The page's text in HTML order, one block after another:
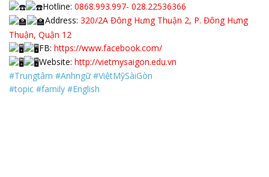
Hotline: 0868.993.997- 028.22536366
Address: 320/2A Đông Hưng Thuận 2, P. Đông Hưng
Thuận, Quận 12
FB: https://www.facebook.com/
Website: http://vietmysaigon.edu.vn
#Trungtâm #Anhngữ #ViệtMỹSàiGòn
#topic #family #English